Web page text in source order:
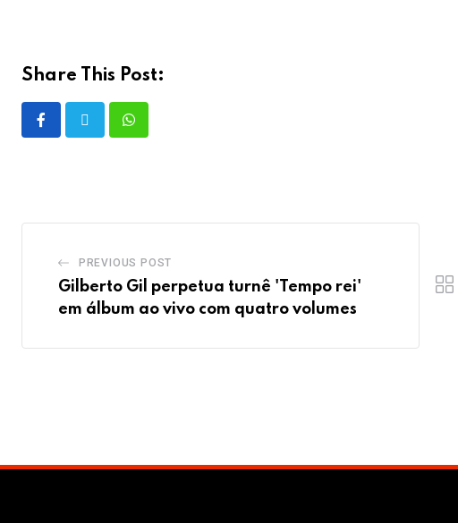
Share This Post:
PREVIOUS POST
Gilberto Gil perpetua turnê 'Tempo rei'
em álbum ao vivo com quatro volumes